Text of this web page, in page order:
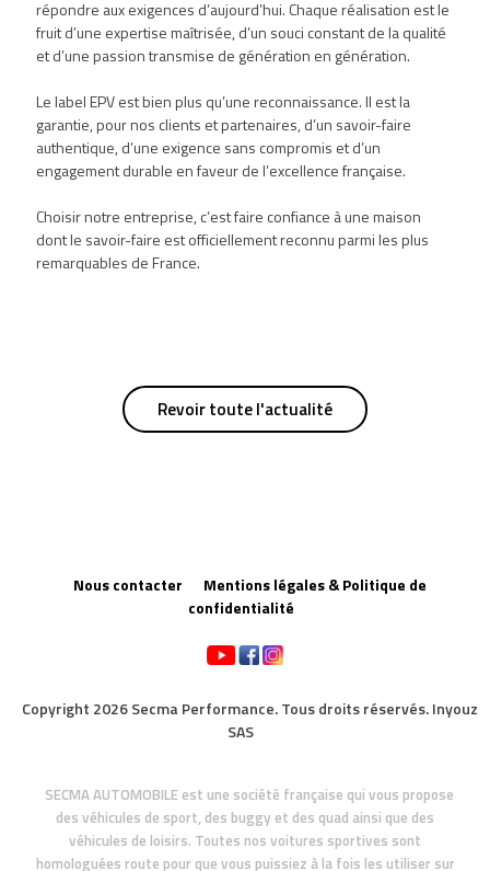
répondre aux exigences d’aujourd’hui. Chaque réalisation est le
fruit d’une expertise maîtrisée, d’un souci constant de la qualité
et d’une passion transmise de génération en génération.
Le label EPV est bien plus qu’une reconnaissance. Il est la
garantie, pour nos clients et partenaires, d’un savoir-faire
authentique, d’une exigence sans compromis et d’un
engagement durable en faveur de l’excellence française.
Choisir notre entreprise, c’est faire confiance à une maison
dont le savoir-faire est officiellement reconnu parmi les plus
remarquables de France.
Revoir toute l'actualité
Nous contacter
Mentions légales & Politique de
confidentialité
Copyright 2026 Secma Performance. Tous droits réservés. Inyouz
SAS
SECMA AUTOMOBILE est une société française qui vous propose
des véhicules de sport, des buggy et des quad ainsi que des
véhicules de loisirs. Toutes nos voitures sportives sont
homologuées route pour que vous puissiez à la fois les utiliser sur